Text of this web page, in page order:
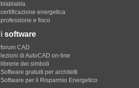
blablabla
certificazione energetica
professione e fisco
i software
forum CAD
lezioni di AutoCAD on-line
librerie dei simboli
Software gratuiti per architetti
Software per il Risparmio Energetico